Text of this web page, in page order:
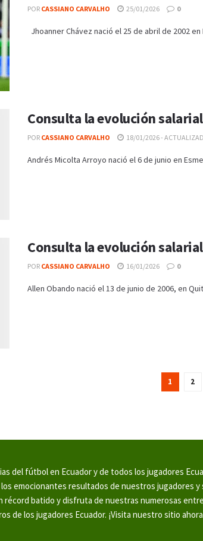
POR CASSIANO CARVALHO 25/01/2026 0
Jhoanner Chávez nació el 25 de abril de 2002
Consulta la evolución
POR CASSIANO CARVALHO 18/01/2026 -
Andrés Micolta Arroyo nació el 6 de junio en
Consulta la evolución
POR CASSIANO CARVALHO 16/01/2026 0
Allen Obando nació el 13 de junio de 2006, en
1 2
del fútbol en Ecuador y de todos los jugadores
emocionantes resultados de nuestros jugadores
batido y disfruta de nuestras numerosas
de los jugadores Ecuador. ¡Visita nuestro sitio